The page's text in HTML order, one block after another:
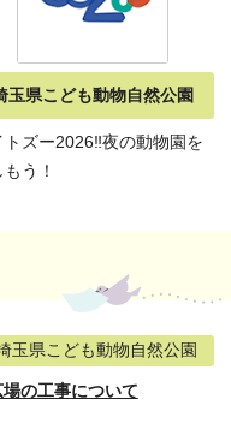
玉県こども動物自然公園
トズー2026‼夜の動物園を
う！
玉県こども動物自然公園
の工事について